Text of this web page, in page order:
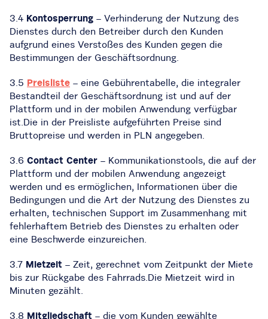
3.4 Kontosperrung – Verhinderung der Nutzung des
Dienstes durch den Betreiber durch den Kunden
aufgrund eines Verstoßes des Kunden gegen die
Bestimmungen der Geschäftsordnung.
3.5 Preisliste – eine Gebührentabelle, die integraler
Bestandteil der Geschäftsordnung ist und auf der
Plattform und in der mobilen Anwendung verfügbar
ist.Die in der Preisliste aufgeführten Preise sind
Bruttopreise und werden in PLN angegeben.
3.6 Contact Center – Kommunikationstools, die auf der
Plattform und der mobilen Anwendung angezeigt
werden und es ermöglichen, Informationen über die
Bedingungen und die Art der Nutzung des Dienstes zu
erhalten, technischen Support im Zusammenhang mit
fehlerhaftem Betrieb des Dienstes zu erhalten oder
eine Beschwerde einzureichen.
3.7 Mietzeit – Zeit, gerechnet vom Zeitpunkt der Miete
bis zur Rückgabe des Fahrrads.Die Mietzeit wird in
Minuten gezählt.
3.8 Mitgliedschaft – die vom Kunden gewählte